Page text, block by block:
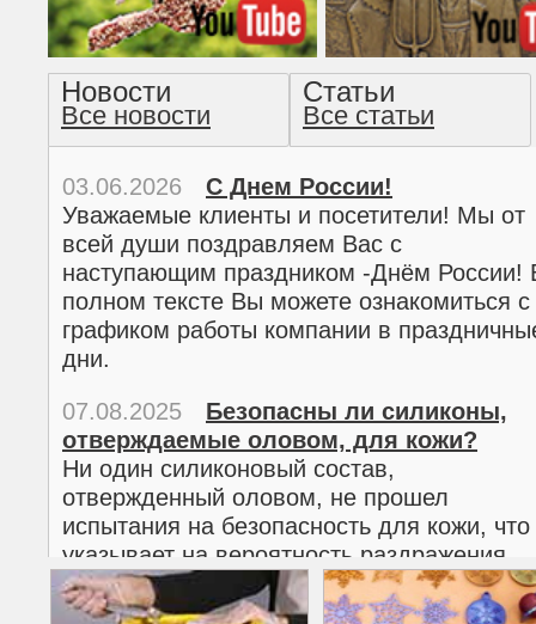
Американская готика -
прочтение методом
Новости
Все новости
Статьи
Все статьи
03.06.2026
С Днем России!
Уважаемые клиенты и посетители! Мы от
всей души поздравляем Вас с
наступающим праздником -Днём России!
полном тексте Вы можете ознакомиться с
графиком работы компании в
дни.
02.03.2026
С 8 марта!
Дорогие женщины!
Поздравляем Вас с наступающим
Международным женским днем 8 марта!
полном тексте можно ознакомиться с
графиком работы компании в
07.08.2025
Безопасны ли силиконы,
отверждаемые оловом, для кожи?
Ни один силиконовый состав,
отвержденный оловом, не прошел
испытания на безопасность для кожи, что
указывает на вероятность раздражения
кожи.